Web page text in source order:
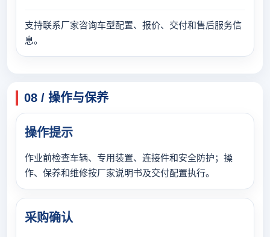
支持联系厂家咨询车型配置、报价、交付和售后服务信
息。
08 / 操作与保养
操作提示
作业前检查车辆、专用装置、连接件和安全防护；操
作、保养和维修按厂家说明书及交付配置执行。
采购确认